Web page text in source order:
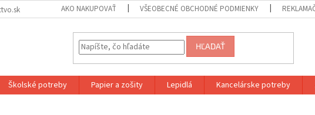
AKO NAKUPOVAŤ VŠEOBECNÉ OBCHODNÉ PODMIENKY
HĽADAŤ
Školské potreby Papier a zošity Lepidlá Kancelárske potreby